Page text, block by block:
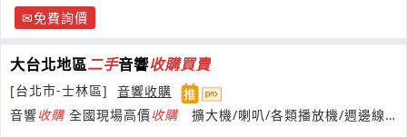
免費詢價
大台北地區二手音響收購買賣
[台北市-士林區]
音響收購
音響收購全國現場高價收購擴大機/喇叭/各類播放機/週邊線